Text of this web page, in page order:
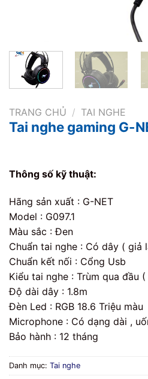
TRANG CHỦ / TAI NGHE
Tai nghe gaming G-
Thông số kỹ thuật:
Hãng sản xuất : G-NET
Model : G097.1
Màu sắc : Đen
Chuẩn tai nghe : Có dây ( giả
Chuẩn kết nối : Cổng Usb
Kiểu tai nghe : Trùm qua đầu (
Độ dài dây : 1.8m
Đèn Led : RGB 18.6 Triệu màu
Microphone : Có dạng dài ,
Bảo hành : 12 tháng
Danh mục: Tai nghe